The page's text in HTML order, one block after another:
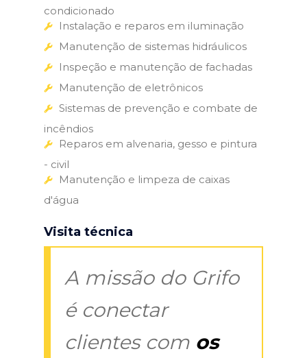
condicionado
Instalação e reparos em iluminação
Manutenção de sistemas hidráulicos
Inspeção e manutenção de fachadas
Manutenção de eletrônicos
Sistemas de prevenção e combate de
incêndios
Reparos em alvenaria, gesso e pintura
- civil
Manutenção e limpeza de caixas
d'água
Visita técnica
A missão do Grifo
é conectar
clientes com os